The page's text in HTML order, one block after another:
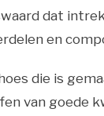
dat
en
die is
van goede